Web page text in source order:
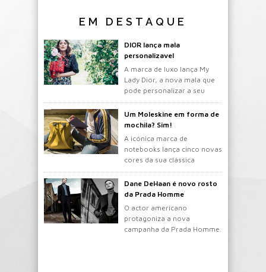
EM DESTAQUE
DIOR lança mala
personalizavel
A marca de luxo lança My
Lady Dior, a nova mala que
pode personalizar a seu
gosto.
Um Moleskine em forma de
mochila? Sim!
A icónica marca de
notebooks lança cinco novas
cores da sua clássica
mochila.
Dane DeHaan é novo rosto
da Prada Homme
O actor americano
protagoniza a nova
campanha da Prada Homme.